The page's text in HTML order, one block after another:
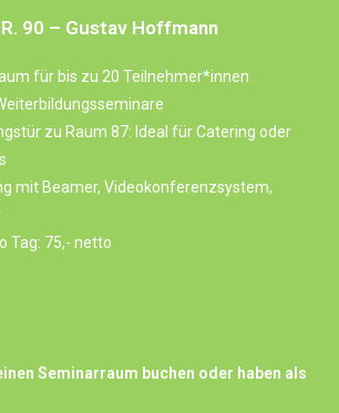
R. 90 – Gustav Hoffmann
für bis zu 20 Teilnehmer*innen
zu Raum 87: Ideal für Catering oder
mit Beamer, Videokonferenzsystem,
Tag: 75,- netto
Seminarraum buchen oder haben als